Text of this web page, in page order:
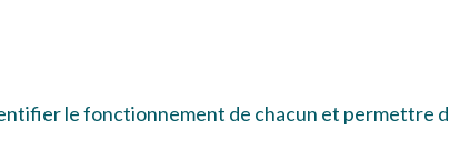
le fonctionnement de chacun et permettre